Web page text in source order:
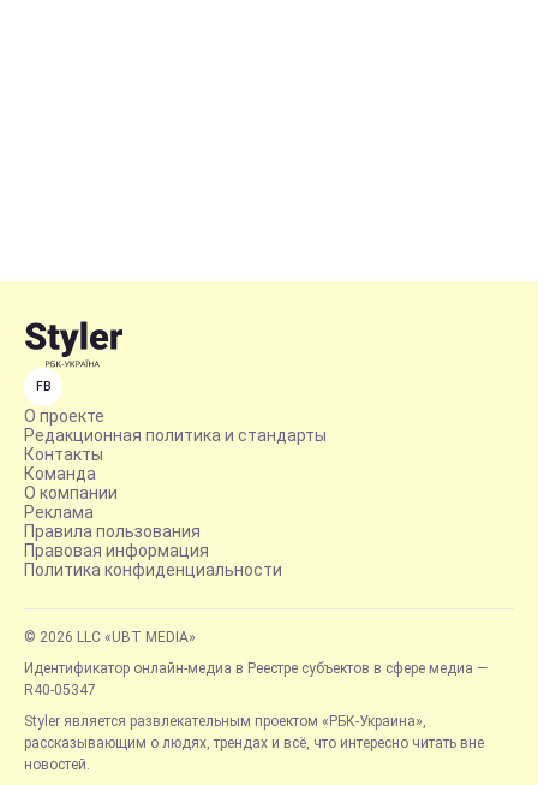
FB
О проекте
Редакционная политика и стандарты
Контакты
Команда
О компании
Реклама
Правила пользования
Правовая информация
Политика конфиденциальности
© 2026 LLC «UBT MEDIA»
Идентификатор онлайн-медиа в Реестре субъектов в сфере медиа —
R40-05347
Styler является развлекательным проектом «РБК-Украина»,
рассказывающим о людях, трендах и всё, что интересно читать вне
новостей.